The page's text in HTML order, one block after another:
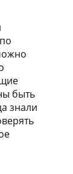
быть
знали